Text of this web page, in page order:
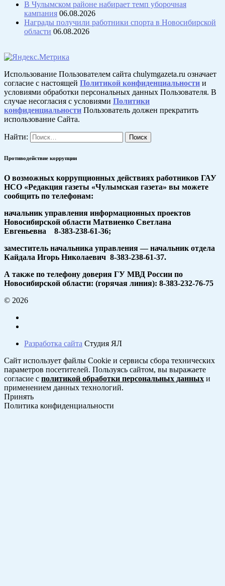
В Чулымском районе набирает темп уборочная
кампания 06.08.2026
Награды получили работники спорта в Новосибирской
области 06.08.2026
Использование Пользователем сайта chulymgazeta.ru означает
согласие с настоящей Политикой конфиденциальности и
условиями обработки персональных данных Пользователя. В
случае несогласия с условиями Политики
конфиденциальности Пользователь должен прекратить
использование Сайта.
Найти:
Противодействие коррупции
О возможных коррупционных действиях работников ГАУ
НСО «Редакция газеты «Чулымская газета» вы можете
сообщить по телефонам:
начальник управления информационных проектов
Новосибирской области Матвиенко Светлана
Евгеньевна 8-383-238-61-36;
заместитель начальника управления — начальник отдела
Кайдала Игорь Николаевич 8-383-238-61-37.
А также по телефону доверия ГУ МВД России по
Новосибирской области: (горячая линия): 8-383-232-76-75
© 2026
Разработка сайта Студия ЯЛ
Сайт использует файлы Cookie и сервисы сбора технических
параметров посетителей. Пользуясь сайтом, вы выражаете
согласие с политикой обработки персональных данных и
применением данных технологий.
Принять
Политика конфиденциальности